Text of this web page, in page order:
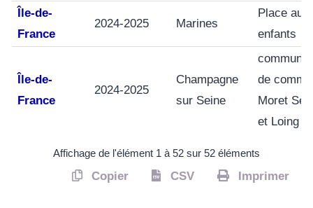
Île-de-
France
2024-2025 Marines
Place aux
enfants
Île-de-
France
2024-2025
Champagne
sur Seine
de
Moret
et Loing
Affichage de l'élément 1 à 52 sur 52 éléments
Copier CSV Imprimer